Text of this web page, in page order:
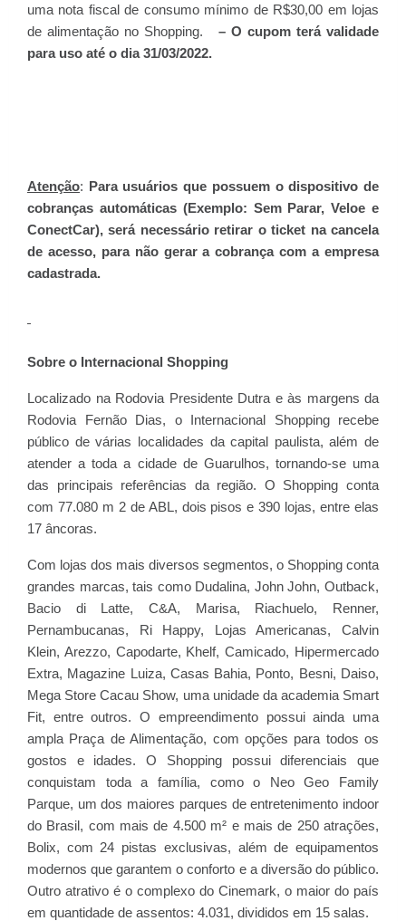
uma nota fiscal de consumo mínimo de R$30,00 em lojas
de alimentação no Shopping.
– O cupom terá validade
para uso até o dia 31/03/2022.
Atenção: Para usuários que possuem o dispositivo de
cobranças automáticas (Exemplo: Sem Parar, Veloe e
ConectCar), será necessário retirar o ticket na cancela
de acesso, para não gerar a cobrança com a empresa
cadastrada.
Sobre o Internacional Shopping
Localizado na Rodovia Presidente Dutra e às margens da
Rodovia Fernão Dias, o Internacional Shopping recebe
público de várias localidades da capital paulista, além de
atender a toda a cidade de Guarulhos, tornando-se uma
das principais referências da região. O Shopping conta
com 77.080 m 2 de ABL, dois pisos e 390 lojas, entre elas
17 âncoras.
Com lojas dos mais diversos segmentos, o Shopping conta
grandes marcas, tais como Dudalina, John John, Outback,
Bacio di Latte, C&A, Marisa, Riachuelo, Renner,
Pernambucanas, Ri Happy, Lojas Americanas, Calvin
Klein, Arezzo, Capodarte, Khelf, Camicado, Hipermercado
Extra, Magazine Luiza, Casas Bahia, Ponto, Besni, Daiso,
Mega Store Cacau Show, uma unidade da academia Smart
Fit, entre outros. O empreendimento possui ainda uma
ampla Praça de Alimentação, com opções para todos os
gostos e idades. O Shopping possui diferenciais que
conquistam toda a família, como o Neo Geo Family
Parque, um dos maiores parques de entretenimento indoor
do Brasil, com mais de 4.500 m² e mais de 250 atrações,
Bolix, com 24 pistas exclusivas, além de equipamentos
modernos que garantem o conforto e a diversão do público.
Outro atrativo é o complexo do Cinemark, o maior do país
em quantidade de assentos: 4.031, divididos em 15 salas.